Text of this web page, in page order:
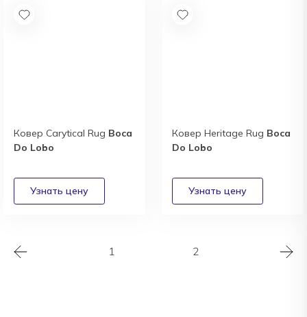
Ковер Carytical Rug Boca
Do Lobo
Ковер Heritage Rug Boca
Do Lobo
1 2